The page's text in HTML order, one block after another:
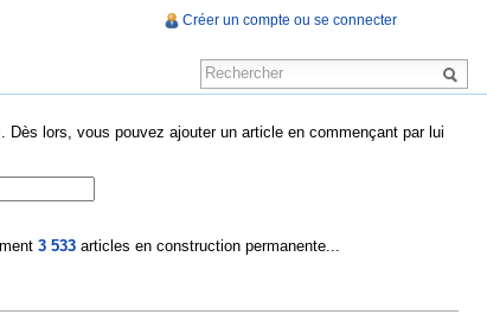
. Dès lors, vous pouvez ajouter un article en commençant par lui
3 533articles en construction permanente...
Créer un compte ou se connecter